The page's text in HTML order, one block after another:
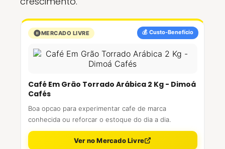
💰 Custo-Benefício
MERCADO LIVRE
Café Em Grão Torrado Arábica 2 Kg - Dimoá
Cafés
Boa opcao para experimentar cafe de marca
conhecida ou reforcar o estoque do dia a dia.
Ver no Mercado Livre